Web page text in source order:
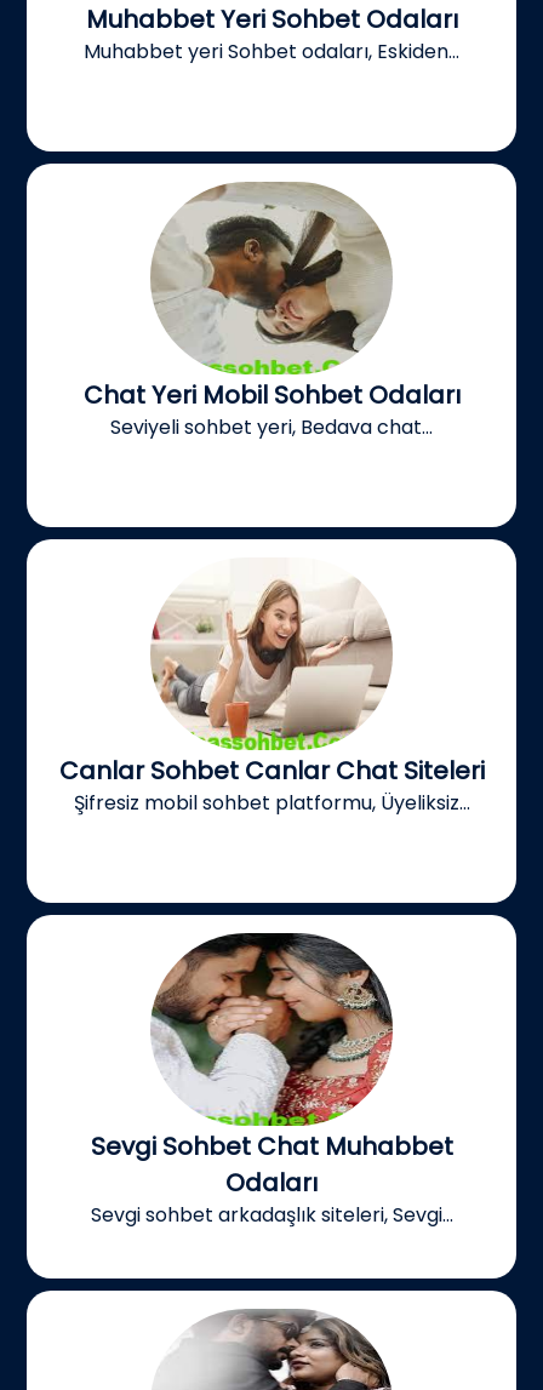
Muhabbet Yeri Sohbet Odaları
Muhabbet yeri Sohbet odaları, Eskiden...
Chat Yeri Mobil Sohbet Odaları
Seviyeli sohbet yeri, Bedava chat...
Canlar Sohbet Canlar Chat Siteleri
Şifresiz mobil sohbet platformu, Üyeliksiz...
Sevgi Sohbet Chat Muhabbet
Odaları
Sevgi sohbet arkadaşlık siteleri, Sevgi...